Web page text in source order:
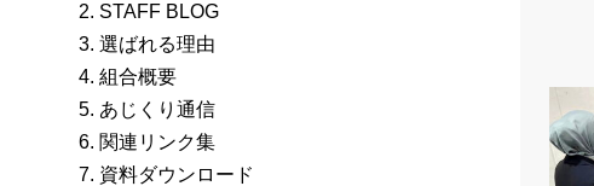
STAFF BLOG
選ばれる理由
組合概要
あじくり通信
関連リンク集
資料ダウンロード